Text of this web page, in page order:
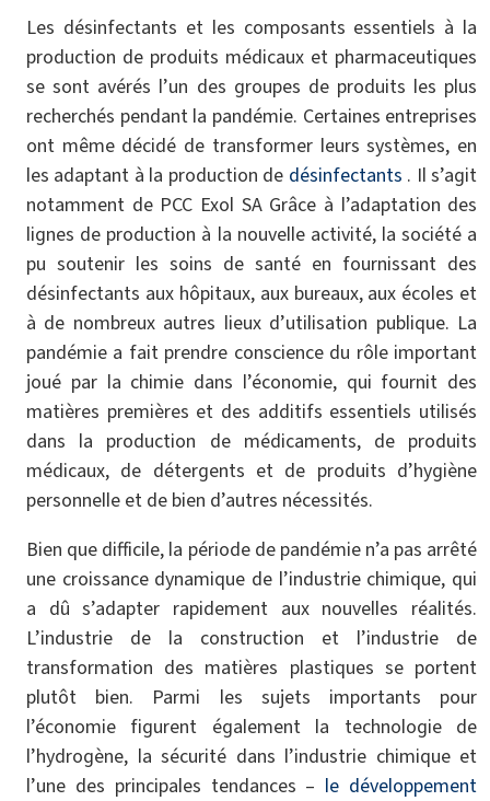
Les désinfectants et les composants essentiels à la
production de produits médicaux et pharmaceutiques
se sont avérés l’un des groupes de produits les plus
recherchés pendant la pandémie. Certaines entreprises
ont même décidé de transformer leurs systèmes, en
les adaptant à la production de désinfectants . Il s’agit
notamment de PCC Exol SA Grâce à l’adaptation des
lignes de production à la nouvelle activité, la société a
pu soutenir les soins de santé en fournissant des
désinfectants aux hôpitaux, aux bureaux, aux écoles et
à de nombreux autres lieux d’utilisation publique. La
pandémie a fait prendre conscience du rôle important
joué par la chimie dans l’économie, qui fournit des
matières premières et des additifs essentiels utilisés
dans la production de médicaments, de produits
médicaux, de détergents et de produits d’hygiène
personnelle et de bien d’autres nécessités.
Bien que difficile, la période de pandémie n’a pas arrêté
une croissance dynamique de l’industrie chimique, qui
a dû s’adapter rapidement aux nouvelles réalités.
L’industrie de la construction et l’industrie de
transformation des matières plastiques se portent
plutôt bien. Parmi les sujets importants pour
l’économie figurent également la technologie de
l’hydrogène, la sécurité dans l’industrie chimique et
l’une des principales tendances – le développement